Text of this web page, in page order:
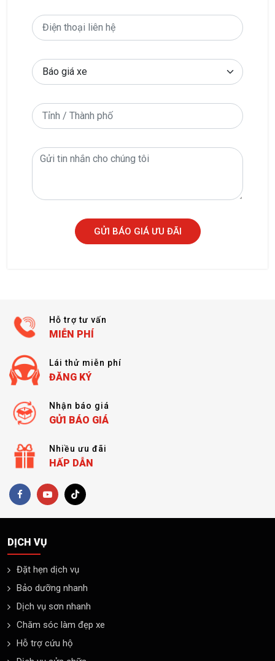
GỬI BÁO GIÁ ƯU ĐÃI
Hỗ trợ tư vấn
MIỄN PHÍ
Lái thử miễn phí
ĐĂNG KÝ
Nhận báo giá
GỬI BÁO GIÁ
Nhiều ưu đãi
HẤP DẪN
DỊCH VỤ
Đặt hẹn dịch vụ
Bảo dưỡng nhanh
Dịch vụ sơn nhanh
Chăm sóc làm đẹp xe
Hỗ trợ cứu hộ